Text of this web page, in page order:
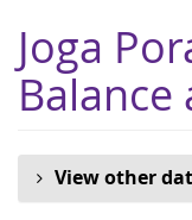
main
content
Joga
View other